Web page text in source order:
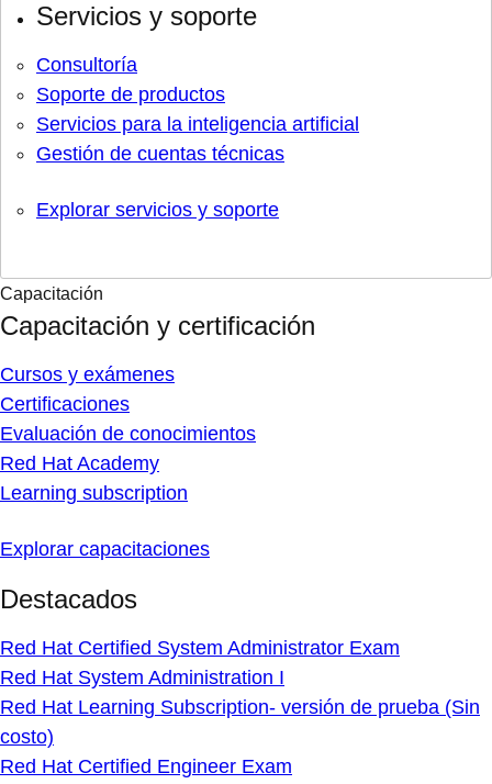
Servicios y soporte
Consultoría
Soporte de productos
Servicios para la inteligencia artificial
Gestión de cuentas técnicas
Explorar servicios y soporte
Capacitación
Capacitación y certificación
Cursos y exámenes
Certificaciones
Evaluación de conocimientos
Red Hat Academy
Learning subscription
Explorar capacitaciones
Destacados
Red Hat Certified System Administrator Exam
Red Hat System Administration I
Red Hat Learning Subscription- versión de prueba (Sin
costo)
Red Hat Certified Engineer Exam